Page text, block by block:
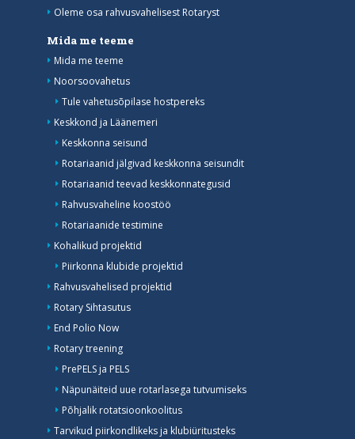
Oleme osa rahvusvahelisest Rotaryst
Mida me teeme
Mida me teeme
Noorsoovahetus
Tule vahetusõpilase hostpereks
Keskkond ja Läänemeri
Keskkonna seisund
Rotariaanid jälgivad keskkonna seisundit
Rotariaanid teevad keskkonnategusid
Rahvusvaheline koostöö
Rotariaanide testimine
Kohalikud projektid
Piirkonna klubide projektid
Rahvusvahelised projektid
Rotary Sihtasutus
End Polio Now
Rotary treening
PrePELS ja PELS
Näpunäiteid uue rotarlasega tutvumiseks
Põhjalik rotatsioonkoolitus
Tarvikud piirkondlikeks ja klubiüritusteks